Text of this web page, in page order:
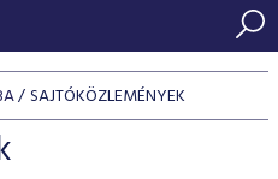
SAJTÓKÖZLEMÉNYEK